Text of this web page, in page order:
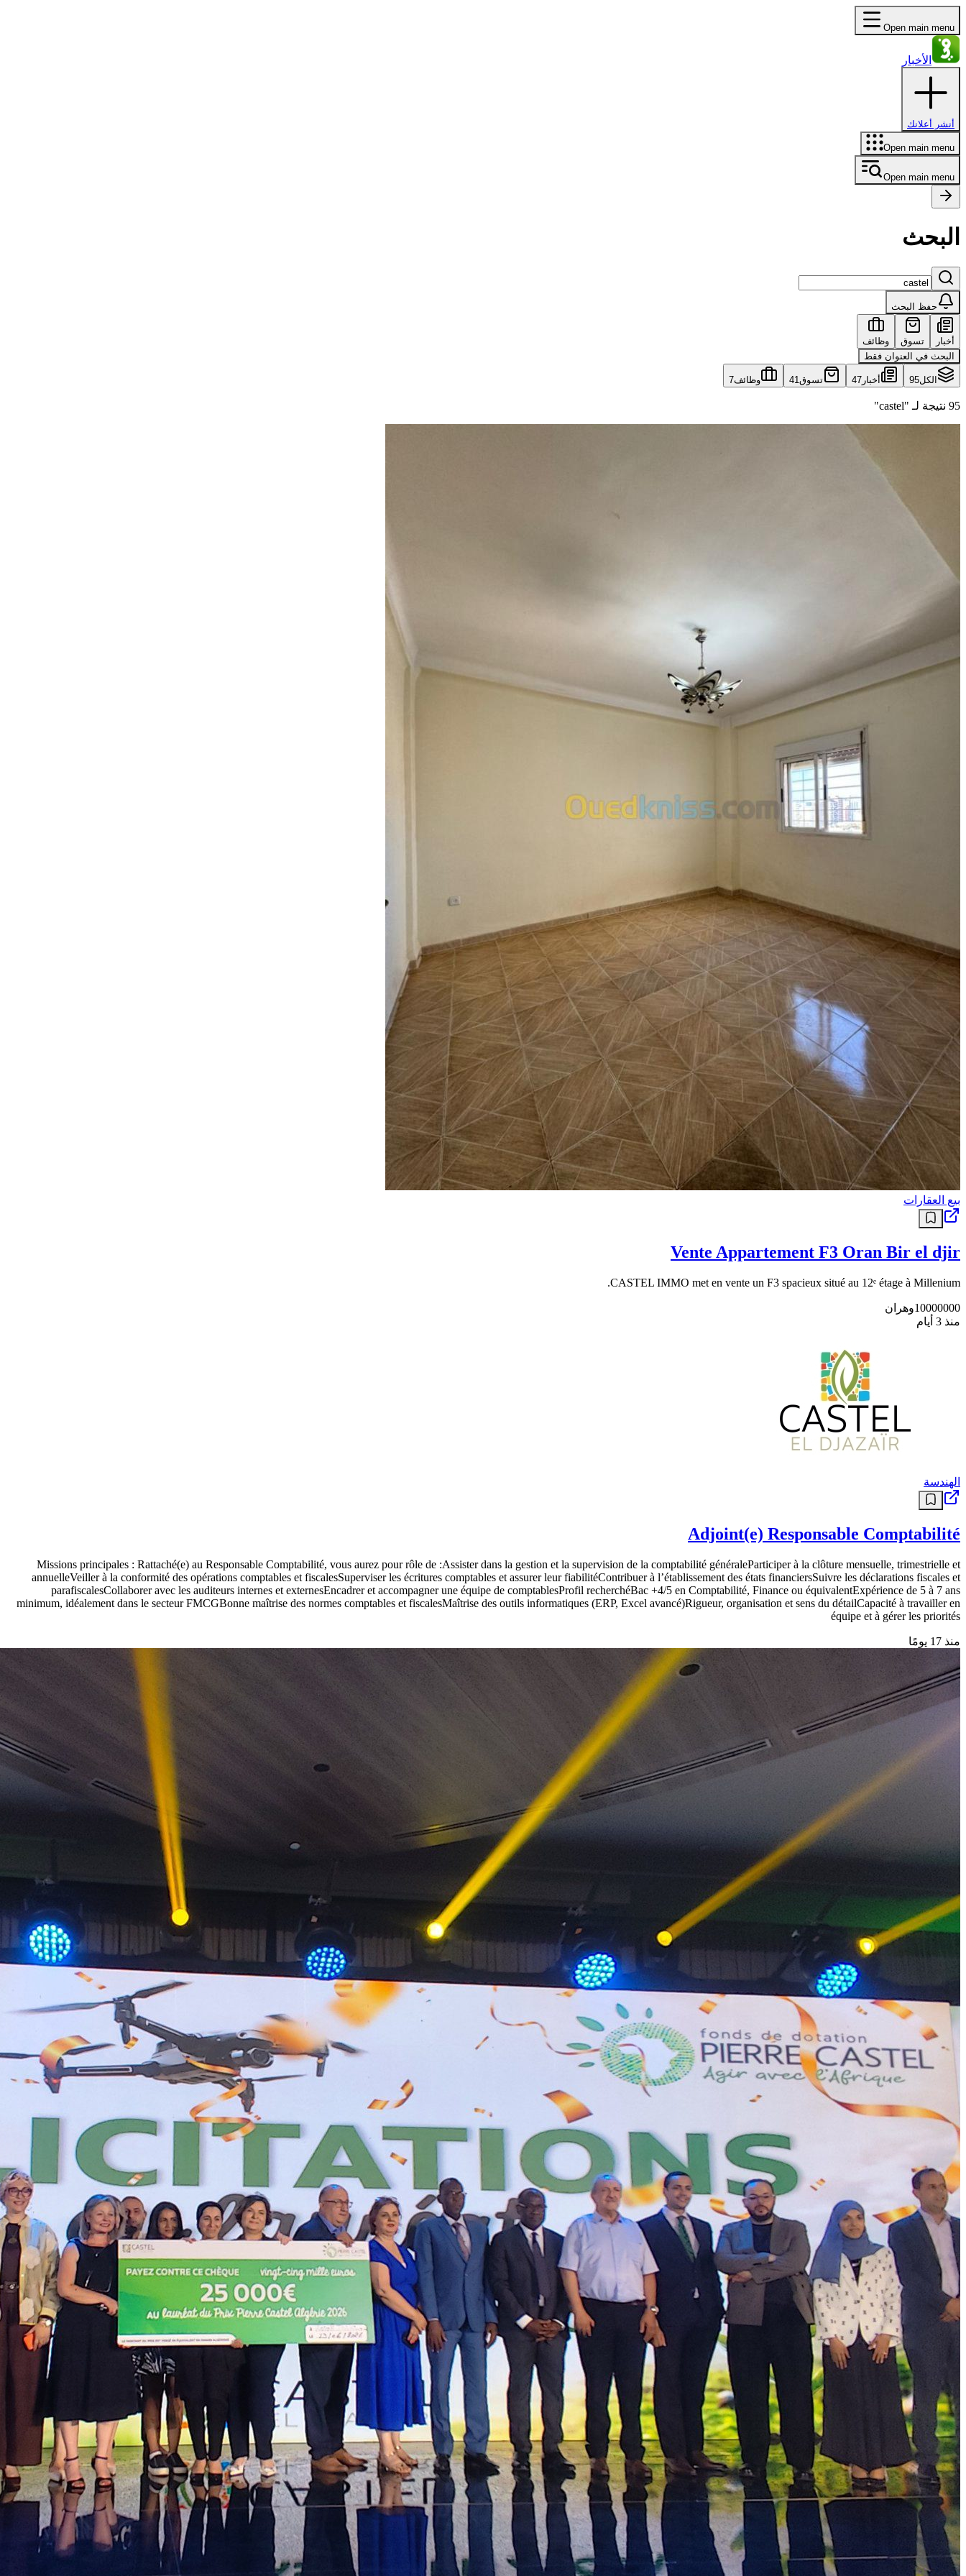
Open main menu
الأخبار
أنشر أعلانك
Open main menu
Open main menu
البحث
حفظ البحث
أخبار تسوق
وظائف
البحث في العنوان فقط
الكل95 أخبار 47 تسوق 41 وظائف7
95 نتيجة لـ "castel"
بيع العقارات
Vente Appartement F3 Oran Bir el djir
CASTEL IMMO met en vente un F3 spacieux situé au 12ᵉ étage à Millenium.
10000000وهران
منذ 3 أيام
الهندسة
Adjoint(e) Responsable Comptabilité
Missions principales : Rattaché(e) au Responsable Comptabilité, vous aurez pour rôle de :Assister dans la gestion et la supervision de la comptabilité généraleParticiper à la clôture mensuelle, trimestrielle et
annuelleVeiller à la conformité des opérations comptables et fiscalesSuperviser les écritures comptables et assurer leur fiabilitéContribuer à l’établissement des états financiersSuivre les déclarations fiscales et
parafiscalesCollaborer avec les auditeurs internes et externesEncadrer et accompagner une équipe de comptablesProfil recherchéBac +4/5 en Comptabilité, Finance ou équivalentExpérience de 5 à 7 ans
minimum, idéalement dans le secteur FMCGBonne maîtrise des normes comptables et fiscalesMaîtrise des outils informatiques (ERP, Excel avancé)Rigueur, organisation et sens du détailCapacité à travailler en
équipe et à gérer les priorités
منذ 17 يومًا